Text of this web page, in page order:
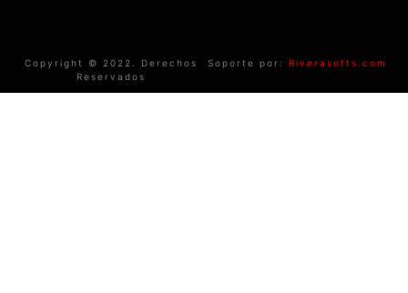
Copyright © 2022. Derechos
Reservados
Soporte por: Riverasofts.com